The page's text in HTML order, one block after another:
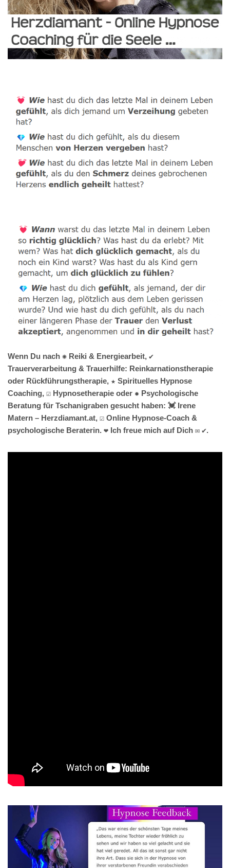
Wenn Du nach ✺ Reiki & Energiearbeit, ✔️
Trauerverarbeitung & Trauerhilfe: Reinkarnationstherapie
oder Rückführungstherapie, ★ Spirituelles Hypnose
Coaching, ☑️ Hypnosetherapie oder ✹ Psychologische
Beratung für Tschanigraben gesucht haben: 💓️ Irene
Matern – Herzdiamant.at, ☑️ Online Hypnose-Coach &
psychologische Beraterin. ❤ Ich freue mich auf Dich ✉ ✔.